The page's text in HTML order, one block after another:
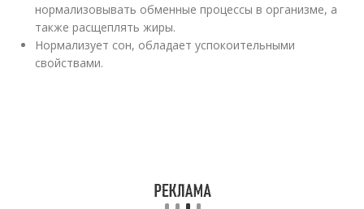
нормализовывать обменные процессы в организме, а
также расщеплять жиры.
Нормализует сон, обладает успокоительными
свойствами.